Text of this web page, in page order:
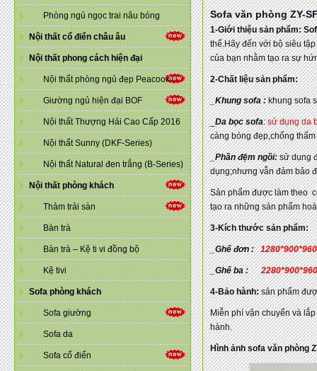
Phòng ngủ ngọc trai nâu bóng
Nội thất cổ điển châu âu
Nội thất phong cách hiện đại
Nội thất phòng ngủ đẹp Peacook
Giường ngủ hiện đại BOF
Nội thất Thượng Hải Cao Cấp 2016
Nội thất Sunny (DKF-Series)
Nội thất Natural đen trắng (B-Series)
Nội thất phòng khách
Thảm trải sàn
Bàn trà
Bàn trà – Kệ ti vi đồng bộ
Kệ tivi
Sofa phòng khách
Sofa giường
Sofa da
Sofa cổ điển
Sofa văn phòng ZY-
1-Giới thiệu sản phẩm:
thể.Hãy đến với bộ siêu
của bạn nhằm tạo ra sự
2-Chất liệu sản phẩm:
_Khung sofa :khung sofa
_Da bọc sofa:sử dụng da
càng bóng đẹp,chống
_Phần đệm ngồi:sử dụng
dụng;nhưng vẫn đảm bảo
Sản phẩm được làm theo
tạo ra những sản phẩm
3-Kích thước sản phẩm:
_Ghế đơn :
_Ghế ba :
4-Bảo hành:sản phẩm
Miễn phí vận chuyển và
hành.
Hình ảnh sofa văn phòng